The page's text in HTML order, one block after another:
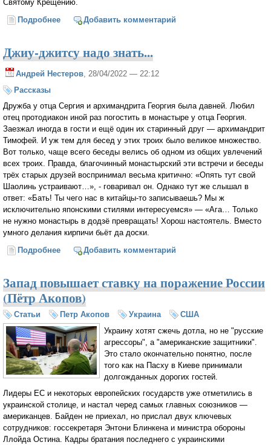
Святому Крещению.
Подробнее о Испытываю ли я гордость за свои поступки?
Добавить комментарий
Джиу-джитсу надо знать...
Андрей Нестеров , 28/04/2022 — 22:12
Рассказы
Дружба у отца Сергия и архимандрита Георгия была давней. Любил
отец протодиакон иной раз погостить в монастыре у отца Георгия.
Заезжал иногда в гости и ещё один их старинный друг — архимандрит
Тимофей. И уж тем для бесед у этих троих было великое множество.
Вот только, чаще всего беседы велись об одном из общих увлечений
всех троих. Правда, благочинный монастырский эти встречи и беседы
трёх старых друзей воспринимал весьма критично: «Опять тут свой
Шаолинь устраивают…», - говаривал он. Однако тут же слышал в
ответ: «Бать! Ты чего нас в китайцы-то записываешь? Мы ж
исключительно японскими стилями интересуемся» — «Ага… Только
не нужно монастырь в додзё превращать! Хорош настоятель. Вместо
умного делания кирпичи бьёт да доски.
Подробнее о Джиу-джитсу надо знать...
Добавить комментарий
Запад повышает ставку на поражение России
(Пётр Акопов)
Статьи Петр Акопов Украина
США
Украину хотят сжечь дотла, но не "русские
агрессоры", а "американские защитники".
Это стало окончательно понятно, после
того как на Пасху в Киеве принимали
долгожданных дорогих гостей.
Лидеры ЕС и некоторых европейских государств уже отметились в
украинской столице, и настал черед самых главных союзников —
американцев. Байден не приехал, но прислал двух ключевых
сотрудников: госсекретаря Энтони Блинкена и министра обороны
Ллойда Остина. Кадры братания последнего с украинскими